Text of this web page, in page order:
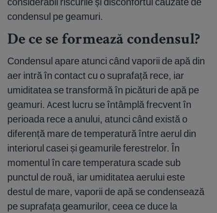
condensul pe geamuri.
De ce se formează condensul?
Condensul apare atunci când vaporii de apă din
aer intră în contact cu o suprafață rece, iar
umiditatea se transformă în picături de apă pe
geamuri. Acest lucru se întâmplă frecvent în
perioada rece a anului, atunci când există o
diferență mare de temperatură între aerul din
interiorul casei și geamurile ferestrelor. În
momentul în care temperatura scade sub
punctul de rouă, iar umiditatea aerului este
destul de mare, vaporii de apă se condensează
pe suprafața geamurilor, ceea ce duce la